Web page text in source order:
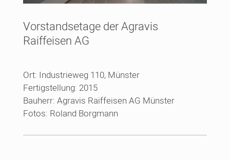
Vorstandsetage der Agravis
Raiffeisen AG
Ort: Industrieweg 110, Münster
Fertigstellung: 2015
Bauherr: Agravis Raiffeisen AG Münster
Fotos: Roland Borgmann